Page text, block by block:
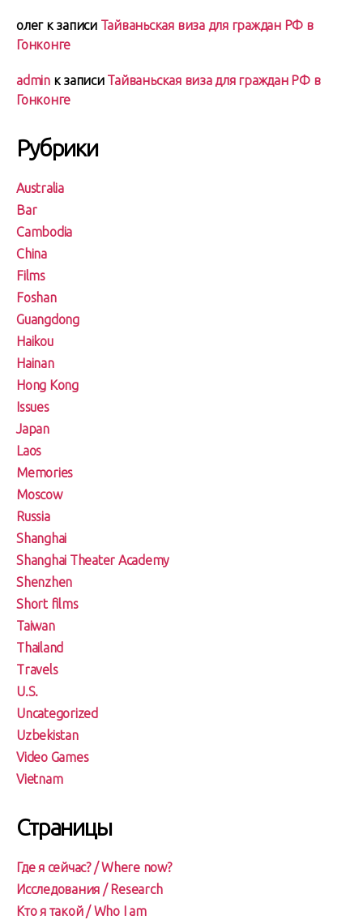
олегк записи Тайваньская виза для граждан РФ в
Гонконге
adminк записи Тайваньская виза для граждан РФ в
Гонконге
Рубрики
Australia
Bar
Cambodia
China
Films
Foshan
Guangdong
Haikou
Hainan
Hong Kong
Issues
Japan
Laos
Memories
Moscow
Russia
Shanghai
Shanghai Theater Academy
Shenzhen
Short films
Taiwan
Thailand
Travels
U.S.
Uncategorized
Uzbekistan
Video Games
Vietnam
Страницы
Где я сейчас? / Where now?
Исследования / Research
Кто я такой / Who I am